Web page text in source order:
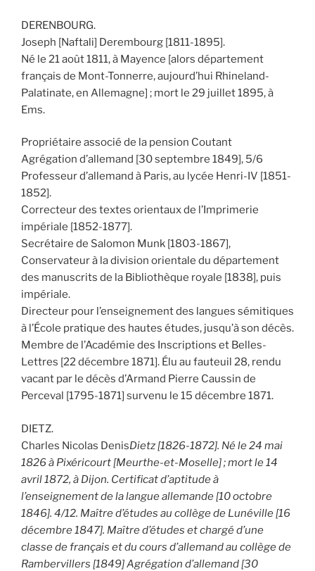
DERENBOURG.
Joseph [Naftali] Derembourg [1811-1895].
Né le 21 août 1811, à Mayence [alors département
français de Mont-Tonnerre, aujourd’hui Rhineland-
Palatinate, en Allemagne] ; mort le 29 juillet 1895, à
Ems.
Propriétaire associé de la pension Coutant
Agrégation d’allemand [30 septembre 1849], 5/6
Professeur d’allemand à Paris, au lycée Henri-IV [1851-
1852].
Correcteur des textes orientaux de l’Imprimerie
impériale [1852-1877].
Secrétaire de Salomon Munk [1803-1867],
Conservateur à la division orientale du département
des manuscrits de la Bibliothèque royale [1838], puis
impériale.
Directeur pour l’enseignement des langues sémitiques
à l’École pratique des hautes études, jusqu’à son décès.
Membre de l’Académie des Inscriptions et Belles-
Lettres [22 décembre 1871]. Élu au fauteuil 28, rendu
vacant par le décès d’Armand Pierre Caussin de
Perceval [1795-1871] survenu le 15 décembre 1871.
DIETZ.
Charles Nicolas DenisDietz [1826-1872]. Né le 24 mai
1826 à Pixéricourt [Meurthe-et-Moselle] ; mort le 14
avril 1872, à Dijon. Certificat d’aptitude à
l’enseignement de la langue allemande [10 octobre
1846]. 4/12. Maître d’études au collège de Lunéville [16
décembre 1847]. Maître d’études et chargé d’une
classe de français et du cours d’allemand au collège de
Rambervillers [1849] Agrégation d’allemand [30